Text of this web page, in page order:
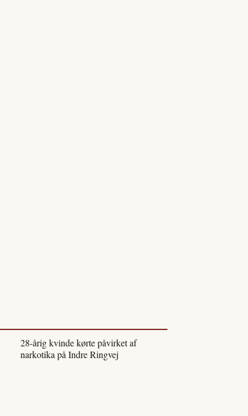
28-årig kvinde kørte påvirket af
narkotika på Indre Ringvej